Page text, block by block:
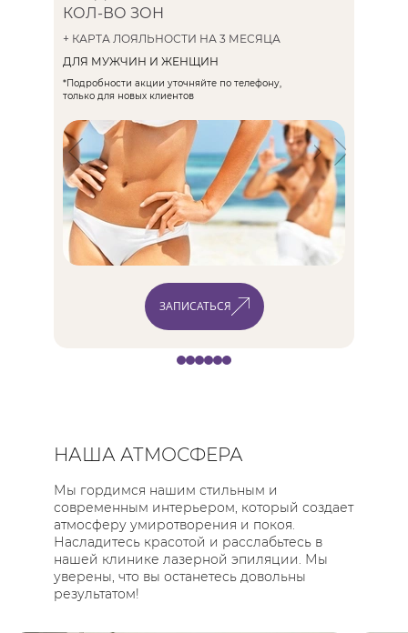
профессионализм в лазерной
эпиляции – выбирайте NovoLaser!
ДИОДНАЯ ЭПИЛЯЦИЯ НА
ЛАЗЕРЕMAGIC ONE
КОЛ-ВО ЗОН
+ КАРТА ЛОЯЛЬНОСТИ НА 3 МЕСЯЦА
ДЛЯ МУЖЧИН И ЖЕНЩИН
*Подробности акции уточняйте по телефону,
только для новых клиентов
ЗАПИСАТЬСЯ
НАША АТМОСФЕРА
Мы гордимся нашим стильным и
современным интерьером, который создает
атмосферу умиротворения и покоя.
Насладитесь красотой и расслабьтесь в
нашей клинике лазерной эпиляции. Мы
уверены, что вы останетесь довольны
результатом!